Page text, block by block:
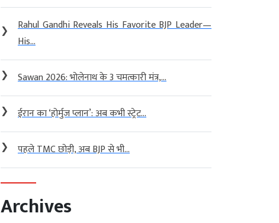
❯
Rahul Gandhi Reveals His Favorite BJP Leader—
His...
❯ Sawan 2026: भोलेनाथ के 3 चमत्कारी मंत्र,...
❯ ईरान का ‘होर्मुज प्लान’: अब कभी स्ट्रेट...
❯ पहले TMC छोड़ी, अब BJP से भी...
Archives